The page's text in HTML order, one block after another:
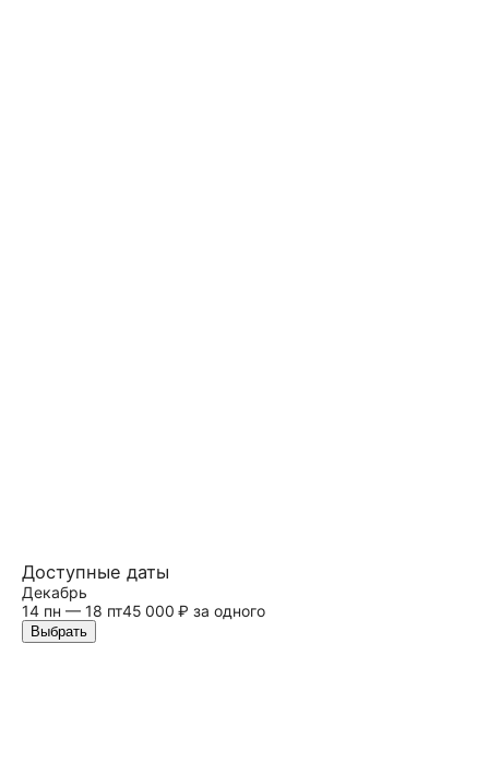
Доступные даты
Декабрь
14 пн — 18 пт45 000 ₽ за одного
Выбрать